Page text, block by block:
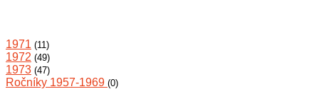
1971 (11)
1972 (49)
1973 (47)
Ročníky 1957-1969 (0)